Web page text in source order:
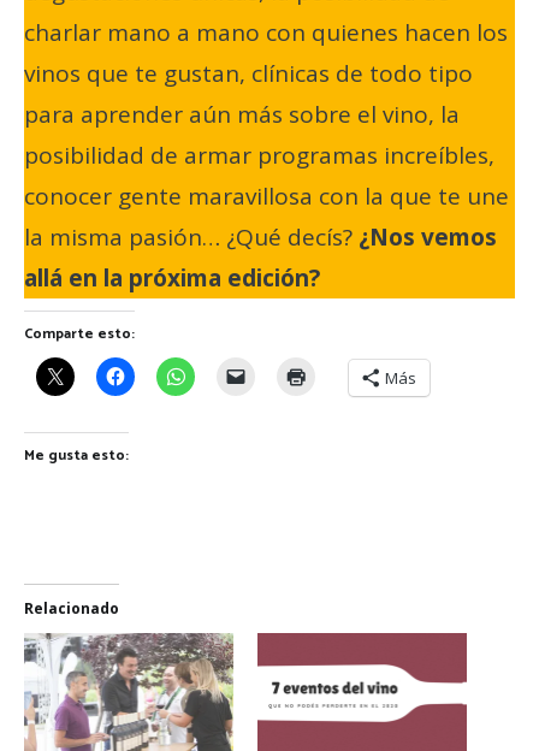
charlar mano a mano con quienes hacen los
vinos que te gustan, clínicas de todo tipo
para aprender aún más sobre el vino, la
posibilidad de armar programas increíbles,
conocer gente maravillosa con la que te une
la misma pasión… ¿Qué decís? ¿Nos vemos
allá en la próxima edición?
Comparte esto:
Más
Me gusta esto:
Relacionado